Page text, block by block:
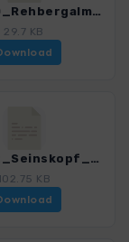
Karw_10_Rehbergalm_4484_11.gpx
29.7 KB
Karw_12_Seinskopf_4484_11.gpx
KB